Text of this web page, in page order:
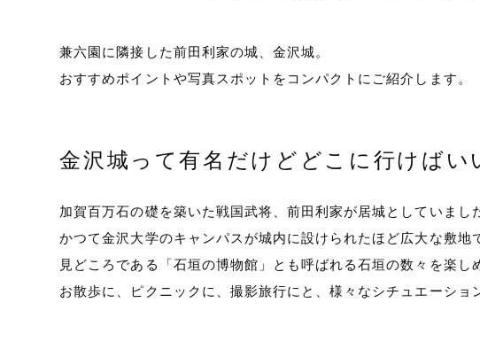
兼六園に隣接した前田利家の城、金沢城。
おすすめポイントや写真スポットをコンパクトにご紹介します。
金沢城って有名だけどどこに行けばい
加賀百万石の礎を築いた戦国武将、前田利家が居城としていまし
かつて金沢大学のキャンパスが城内に設けられたほど広大な敷地
見どころである「石垣の博物館」とも呼ばれる石垣の数々を楽し
お散歩に、ピクニックに、撮影旅行にと、様々なシチュエーショ